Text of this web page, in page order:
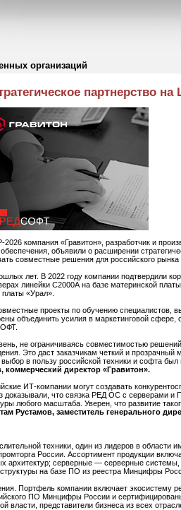
организаций
партнерство на
компания «Гравитон», разработчик и
объявили о расширении
совместные решения для российского
лет. В 2022 году компании подтвердили
линейки С2000А на базе материнской
«Урал».
проекты по обучению специалистов,
объединить усилия в маркетинговой сфере,
не ограничиваясь совместимостью
Это даст заказчикам четкий и
в пользу российской техники и софта
коммерческий директор «Гравитон».
ИТ-компании могут создавать
что связка РЕД ОС с серверами и
любого масштаба. Уверен, что развитие
Рустамов, заместитель генерального
техники, один из лидеров в области
России. Ассортимент продукции
архитектур; серверные — серверные
на базе ПО из реестра Минцифры
Портфель компании включает экосистему
ПО Минцифры России и
власти, представители бизнеса из всех